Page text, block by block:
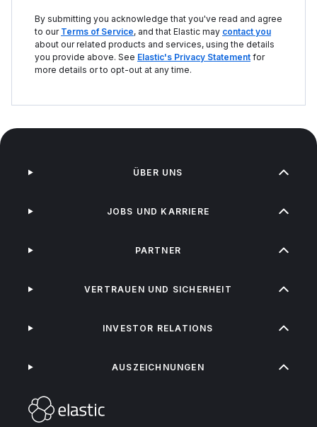
By submitting you acknowledge that you've read and agree
to our Terms of Service, and that Elastic may contact you
about our related products and services, using the details
you provide above. See Elastic's Privacy Statement for
more details or to opt-out at any time.
ÜBER UNS
JOBS UND KARRIERE
PARTNER
VERTRAUEN UND SICHERHEIT
INVESTOR RELATIONS
AUSZEICHNUNGEN